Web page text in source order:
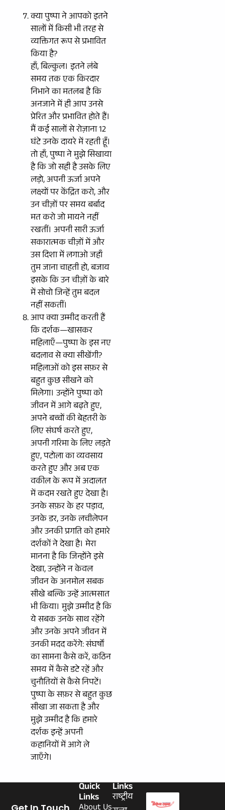
क्या पुष्पा ने आपको इतने
सालों में किसी भी तरह से
व्यक्तिगत रूप से प्रभावित
किया है?
हाँ, बिल्कुल। इतने लंबे
समय तक एक किरदार
निभाने का मतलब है कि
अनजाने में ही आप उनसे
प्रेरित और प्रभावित होते हैं।
मैं कई सालों से रोज़ाना 12
घंटे उनके दायरे में रहती हूँ।
तो हाँ, पुष्पा ने मुझे सिखाया
है कि जो सही है उसके लिए
लड़ो, अपनी ऊर्जा अपने
लक्ष्यों पर केंद्रित करो, और
उन चीज़ों पर समय बर्बाद
मत करो जो मायने नहीं
रखतीं। अपनी सारी ऊर्जा
सकारात्मक चीज़ों में और
उस दिशा में लगाओ जहाँ
तुम जाना चाहती हो, बजाय
इसके कि उन चीज़ों के बारे
में सोचो जिन्हें तुम बदल
नहीं सकतीं।
आप क्या उम्मीद करती हैं
कि दर्शक—खासकर
महिलाएँ—पुष्पा के इस नए
बदलाव से क्या सीखेंगी?
महिलाओं को इस सफ़र से
बहुत कुछ सीखने को
मिलेगा। उन्होंने पुष्पा को
जीवन में आगे बढ़ते हुए,
अपने बच्चों की बेहतरी के
लिए संघर्ष करते हुए,
अपनी गरिमा के लिए लड़ते
हुए, पटोला का व्यवसाय
करते हुए और अब एक
वकील के रूप में अदालत
में कदम रखते हुए देखा है।
उनके सफ़र के हर पड़ाव,
उनके डर, उनके लचीलेपन
और उनकी प्रगति को हमारे
दर्शकों ने देखा है। मेरा
मानना है कि जिन्होंने इसे
देखा, उन्होंने न केवल
जीवन के अनमोल सबक
सीखे बल्कि उन्हें आत्मसात
भी किया। मुझे उम्मीद है कि
ये सबक उनके साथ रहेंगे
और उनके अपने जीवन में
उनकी मदद करेंगे: संघर्षों
का सामना कैसे करें, कठिन
समय में कैसे डटे रहें और
चुनौतियों से कैसे निपटें।
पुष्पा के सफ़र से बहुत कुछ
सीखा जा सकता है और
मुझे उम्मीद है कि हमारे
दर्शक इन्हें अपनी
कहानियों में आगे ले
जाएँगे।
Links
राष्ट्रीय
Quick
Links